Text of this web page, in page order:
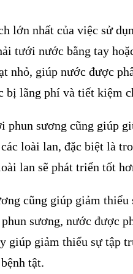
lớn nhất của việc sử
tưới nước bằng tay
nhỏ, giúp nước được
bị lãng phí và tiết kiệm
phun sương cũng giúp
loài lan, đặc biệt là
lan sẽ phát triển tốt
cũng giúp giảm
sương, nước được
giúp giảm thiểu sự tập
tật.